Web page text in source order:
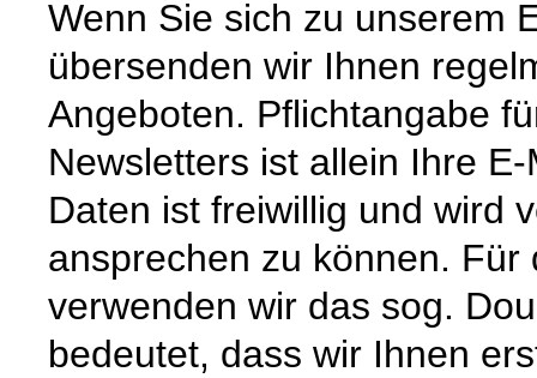
Wenn Sie sich zu unserem
übersenden wir Ihnen
Angeboten. Pflichtangabe
Newsletters ist allein Ihre
Daten ist freiwillig und wird
ansprechen zu können.
verwenden wir das sog.
bedeutet, dass wir Ihnen